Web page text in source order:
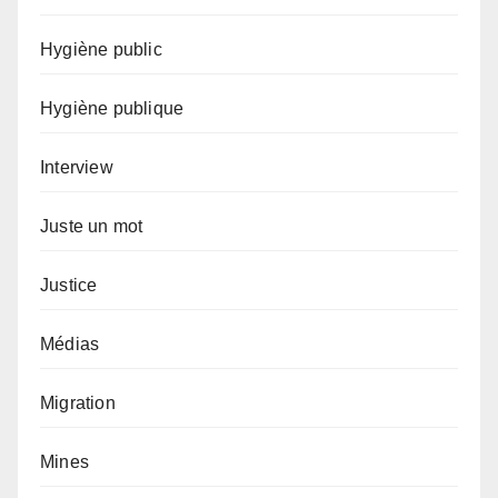
Hygiène public
Hygiène publique
Interview
Juste un mot
Justice
Médias
Migration
Mines